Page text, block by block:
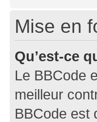
Mise en
Qu’est-ce
Le BBCode
meilleur
BBCode est